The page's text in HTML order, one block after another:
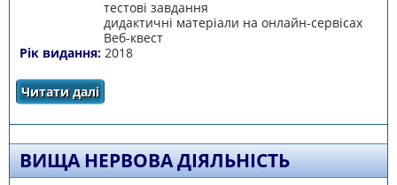
тестові завдання
дидактичні матеріали на онлайн-сервісах
Веб-квест
Рік видання: 2018
Читати даліпро Обмін речовин та перетворення енергії в
ВИЩА НЕРВОВА ДІЯЛЬНІСТЬ